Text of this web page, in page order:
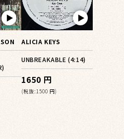
▶︎ ▶︎
ALICIA KEYS
UNBREAKABLE (4:14)
1650 円
(税抜:1500 円)